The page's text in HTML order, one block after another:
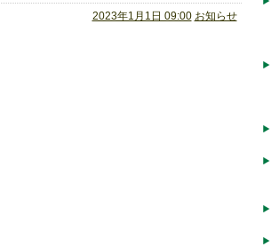
2023年1月1日 09:00 お知らせ